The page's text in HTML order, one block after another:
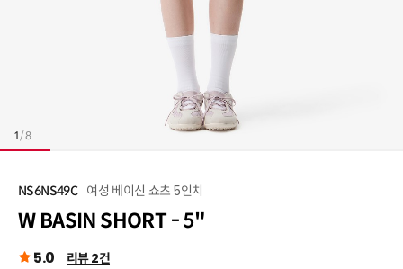
1/8
NS6NS49C 여성 베이신 쇼츠 5인치
W BASIN SHORT - 5"
5.0 리뷰 2건